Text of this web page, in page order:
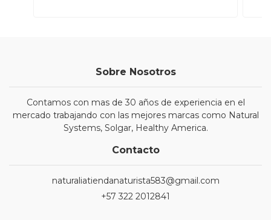
Sobre Nosotros
Contamos con mas de 30 años de experiencia en el
mercado trabajando con las mejores marcas como Natural
Systems, Solgar, Healthy America.
Contacto
naturaliatiendanaturista583@gmail.com
+57 322 2012841